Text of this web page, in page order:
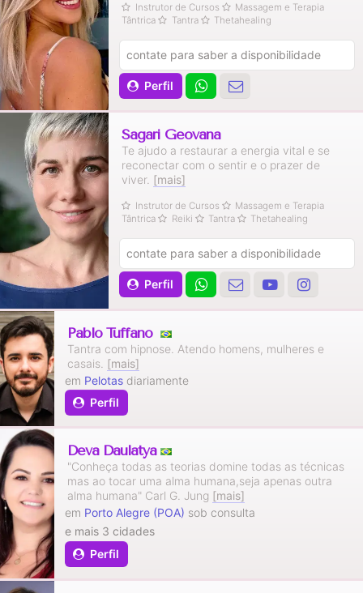
Instrutor de Cursos
Massagem e Terapia
Tântrica
Tantra Thetahealing
Perfil
contate para saber a disponibilidade
Sagari Geovana
Te ajudo a restaurar a energia vital e se
reconectar com o sentir e o prazer de
viver. [mais]
Instrutor de Cursos
Massagem e Terapia
Tântrica
Reiki Tantra Thetahealing
Perfil
contate para saber a disponibilidade
Pablo Tuffano
Tantra com hipnose. Atendo homens, mulheres e
casais. [mais]
Perfil
em Pelotasdiariamente
Deva Daulatya
"Conheça todas as teorias domine todas as técnicas
mas ao tocar uma alma humana,seja apenas outra
alma humana" Carl G. Jung [mais]
Perfil
em Porto Alegre (POA) sob consulta
e mais 3 cidades